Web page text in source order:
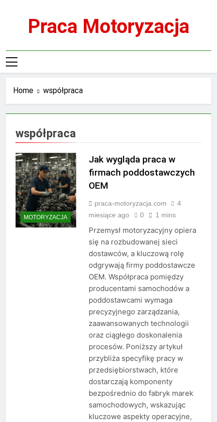
Praca Motoryzacja
Home współpraca
współpraca
MOTORYZACJA
Jak wygląda praca w
firmach poddostawczych
OEM
praca-motoryzacja.com
4
miesiące ago
0 1 mins
Przemysł motoryzacyjny opiera
się na rozbudowanej sieci
dostawców, a kluczową rolę
odgrywają firmy poddostawcze
OEM. Współpraca pomiędzy
producentami samochodów a
poddostawcami wymaga
precyzyjnego zarządzania,
zaawansowanych technologii
oraz ciągłego doskonalenia
procesów. Poniższy artykuł
przybliża specyfikę pracy w
przedsiębiorstwach, które
dostarczają komponenty
bezpośrednio do fabryk marek
samochodowych, wskazując
kluczowe aspekty operacyjne,